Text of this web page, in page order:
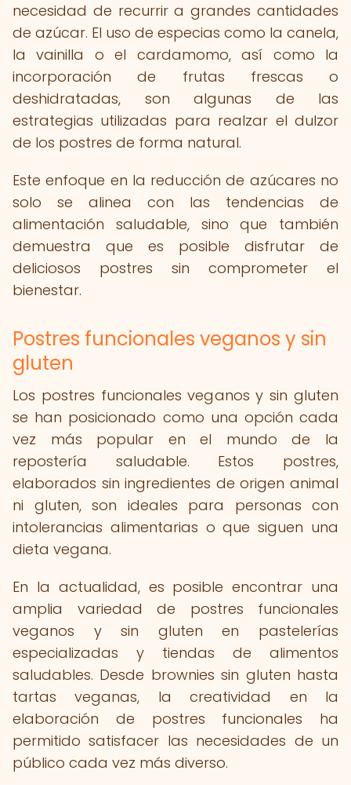
necesidad de recurrir a grandes cantidades
de azúcar. El uso de especias como la canela,
la vainilla o el cardamomo, así como la
incorporación de frutas frescas o
deshidratadas, son algunas de las
estrategias utilizadas para realzar el dulzor
de los postres de forma natural.
Este enfoque en la reducción de azúcares no
solo se alinea con las tendencias de
alimentación saludable, sino que también
demuestra que es posible disfrutar de
deliciosos postres sin comprometer el
bienestar.
Postres funcionales veganos y sin
gluten
Los postres funcionales veganos y sin gluten
se han posicionado como una opción cada
vez más popular en el mundo de la
repostería saludable. Estos postres,
elaborados sin ingredientes de origen animal
ni gluten, son ideales para personas con
intolerancias alimentarias o que siguen una
dieta vegana.
En la actualidad, es posible encontrar una
amplia variedad de postres funcionales
veganos y sin gluten en pastelerías
especializadas y tiendas de alimentos
saludables. Desde brownies sin gluten hasta
tartas veganas, la creatividad en la
elaboración de postres funcionales ha
permitido satisfacer las necesidades de un
público cada vez más diverso.